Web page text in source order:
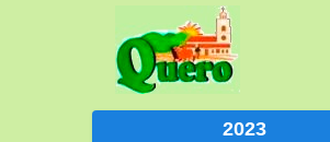
2023